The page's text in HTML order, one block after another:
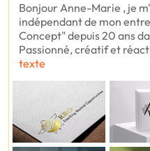
Bonjour Anne-Marie , je
indépendant de mon
Concept" depuis 20 ans
Passionné, créatif et
texte